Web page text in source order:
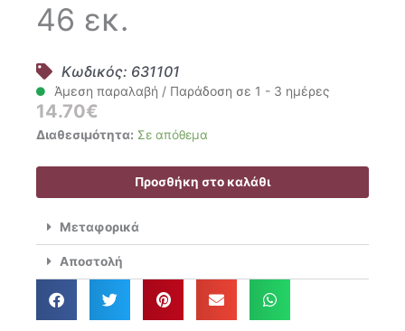
46 εκ.
Κωδικός: 631101
Άμεση παραλαβή / Παράδοση σε 1 - 3 ημέρες
14.70€
Διαθεσιμότητα: Σε απόθεμα
Iliadis
Berries
Τσουβαλάκι
ποσότητα
Προσθήκη στο καλάθι
Μεταφορικά
Αποστολή